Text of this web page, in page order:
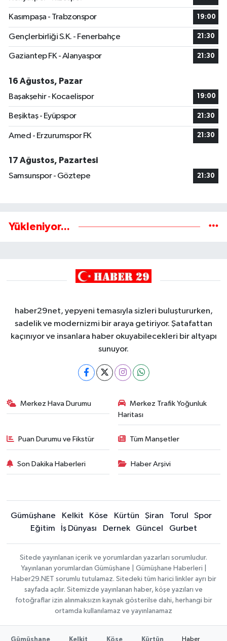
Kasımpaşa - Trabzonspor 19:00
Gençlerbirliği S.K. - Fenerbahçe 21:30
Gaziantep FK - Alanyaspor 21:30
16 Ağustos, Pazar
Başakşehir - Kocaelispor
19:00
Beşiktaş - Eyüpspor 21:30
Amed - Erzurumspor FK 21:30
17 Ağustos, Pazartesi
Samsunspor - Göztepe
21:30
Yükleniyor...
haber29net, yepyeni temasıyla sizleri buluştururken,
sadelik ve modernizmi bir araya getiriyor. Şatafattan
kaçınıyor ve insanlara haber okuyabilecekleri bir altyapı
sunuyor.
Merkez Hava Durumu
Merkez Trafik Yoğunluk
Haritası
Puan Durumu ve Fikstür Tüm Manşetler
Son Dakika Haberleri Haber Arşivi
Gümüşhane Kelkit Köse Kürtün Şiran Torul
Spor
Eğitim
İş Dünyası Dernek Güncel Gurbet
Sitede yayınlanan içerik ve yorumlardan yazarları sorumludur.
Yayınlanan yorumlardan Gümüşhane | Gümüşhane Haberleri |
Haber29.NET sorumlu tutulamaz. Sitedeki tüm harici linkler ayrı bir
sayfada açılır. Sitemizde yayınlanan haber, köşe yazıları ve
fotoğraflar izin alınmaksızın kaynak gösterilse dahi, herhangi bir
ortamda kullanılamaz ve yayınlanamaz
Haber